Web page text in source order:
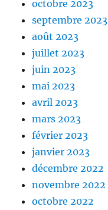
octobre 2023
septembre 2023
août 2023
juillet 2023
juin 2023
mai 2023
avril 2023
mars 2023
février 2023
janvier 2023
décembre 2022
novembre 2022
octobre 2022